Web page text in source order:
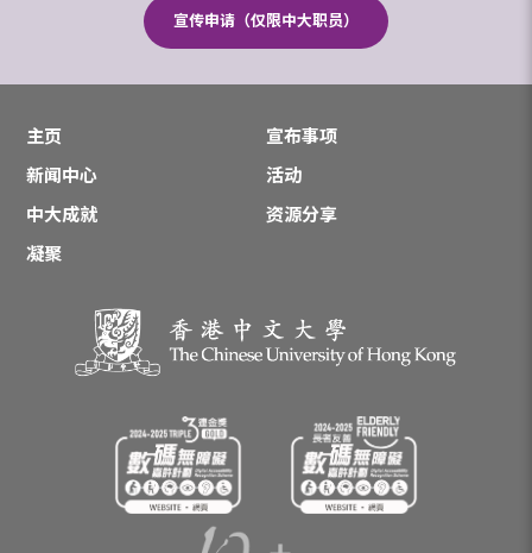
宣传申请（仅限中大职员）
主页
宣布事项
新闻中心
活动
中大成就
资源分享
凝聚